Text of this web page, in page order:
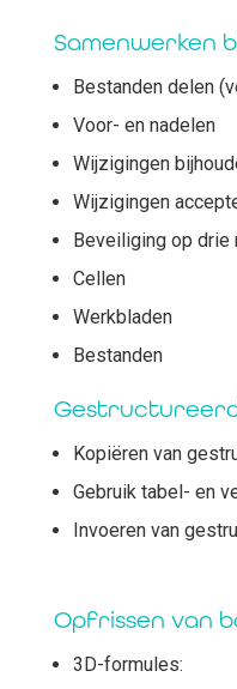
Samenwerken
Bestanden delen
Voor- en nadelen
Wijzigingen
Wijzigingen
Beveiliging op drie
Cellen
Werkbladen
Bestanden
Kopiëren van
Gebruik tabel- en
Invoeren van
Opfrissen van
3D-formules: